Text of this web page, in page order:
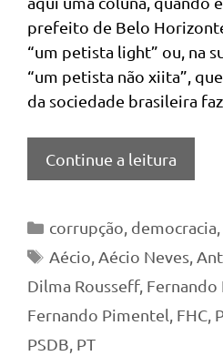
prefeito de Belo
“um petista light” ou, na
“um petista não xiita”,
da sociedade brasileira
Continue a leitura
Categorias
corrupção democracia
Tags
Aécio Aécio Neves,
Dilma Rousseff, Fernando
Fernando Pimentel FHC
PSDB PT